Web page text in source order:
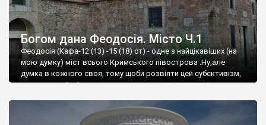
Богом дана Феодосія. Місто Ч.1
Феодосія (Кафа-12 (13) -15 (18) ст) - одне з найцікавіших (на
мою думку) міст всього Кримського півострова .Ну,але
думка в кожного своя, тому щоби розвіяти цей субєктивізм,
запрошую відвідати це